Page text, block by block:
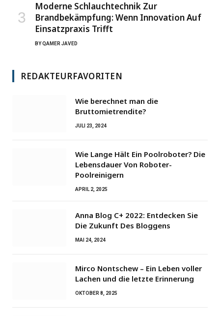
Moderne Schlauchtechnik Zur
Brandbekämpfung: Wenn Innovation Auf
Einsatzpraxis Trifft
BYQAMER JAVED
REDAKTEURFAVORITEN
Wie berechnet man die
Bruttomietrendite?
JULI 23, 2024
Wie Lange Hält Ein Poolroboter? Die
Lebensdauer Von Roboter-
Poolreinigern
APRIL 2, 2025
Anna Blog C+ 2022: Entdecken Sie
Die Zukunft Des Bloggens
MAI 24, 2024
Mirco Nontschew – Ein Leben voller
Lachen und die letzte Erinnerung
OKTOBER 8, 2025